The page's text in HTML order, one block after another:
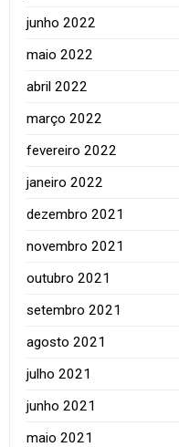
junho 2022
maio 2022
abril 2022
março 2022
fevereiro 2022
janeiro 2022
dezembro 2021
novembro 2021
outubro 2021
setembro 2021
agosto 2021
julho 2021
junho 2021
maio 2021